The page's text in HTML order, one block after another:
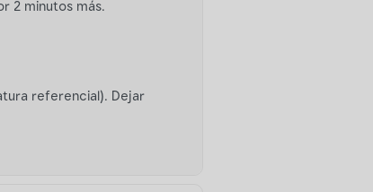
2 minutos más.
referencial). Dejar